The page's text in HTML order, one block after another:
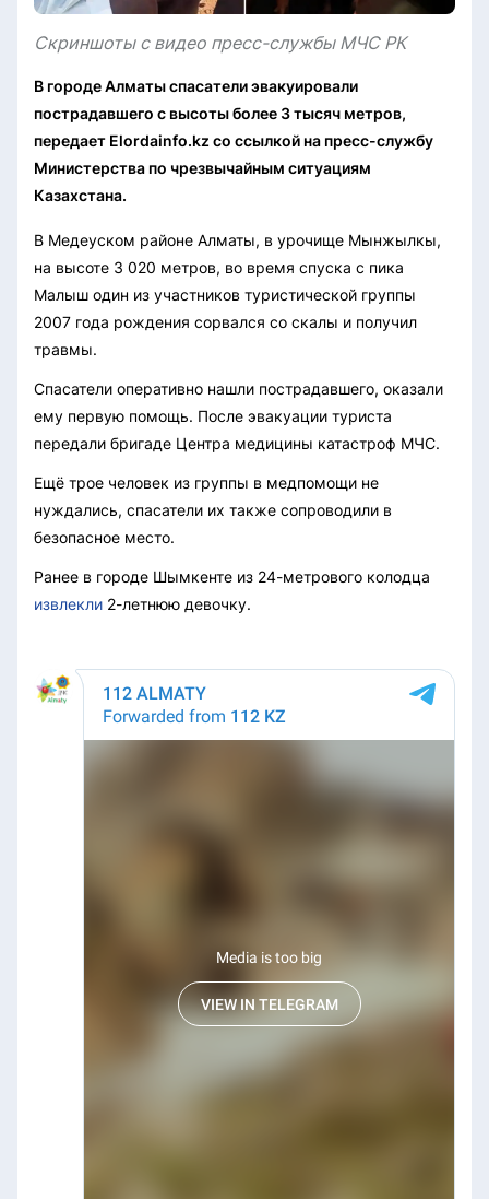
Скриншоты с видео пресс-службы МЧС РК
В городе Алматы спасатели эвакуировали
пострадавшего с высоты более 3 тысяч метров,
передает Elordainfo.kz со ссылкой на пресс-службу
Министерства по чрезвычайным ситуациям
Казахстана.
В Медеуском районе Алматы, в урочище Мынжылкы,
на высоте 3 020 метров, во время спуска с пика
Малыш один из участников туристической группы
2007 года рождения сорвался со скалы и получил
травмы.
Спасатели оперативно нашли пострадавшего, оказали
ему первую помощь. После эвакуации туриста
передали бригаде Центра медицины катастроф МЧС.
Ещё трое человек из группы в медпомощи не
нуждались, спасатели их также сопроводили в
безопасное место.
Ранее в городе Шымкенте из 24-метрового колодца
извлекли 2-летнюю девочку.